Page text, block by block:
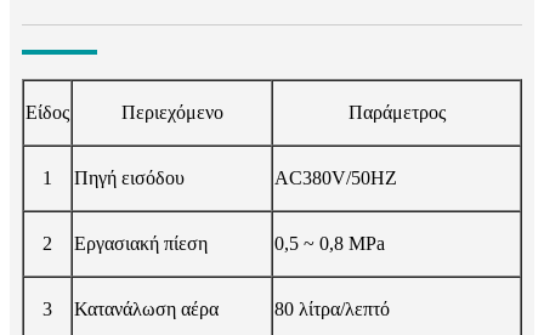
Είδος Περιεχόμενο Παράμετρος
1 Πηγή εισόδου AC380V/50HZ
2 Εργασιακή πίεση 0,5 ~ 0,8 MPa
3 Κατανάλωση αέρα 80 λίτρα/λεπτό